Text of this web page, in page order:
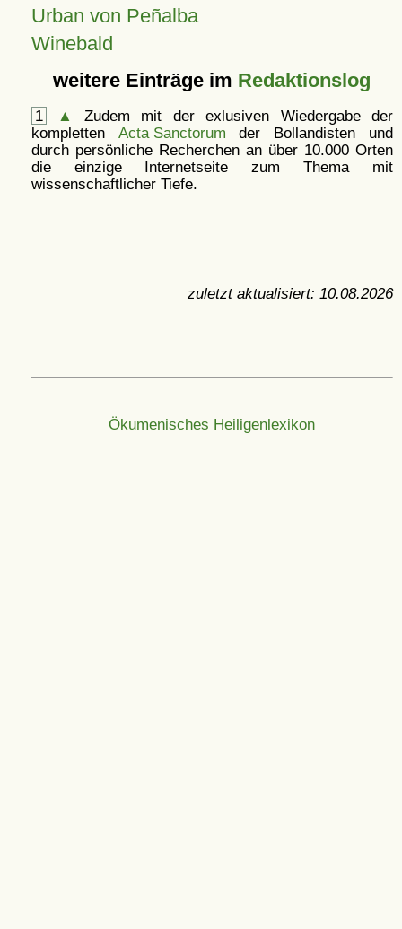
Urban von Peñalba
Winebald
weitere Einträge im Redaktionslog
1 ▲
Zudem mit der exlusiven Wiedergabe der
kompletten Acta Sanctorum der Bollandisten und
durch persönliche Recherchen an über 10.000 Orten
die einzige Internetseite zum Thema mit
wissenschaftlicher Tiefe.
zuletzt aktualisiert: 10.08.2026
Ökumenisches Heiligenlexikon